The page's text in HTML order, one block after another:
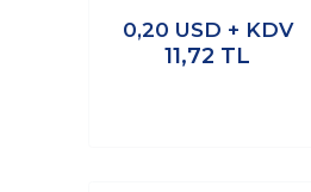
0,20 USD + KDV
11,72 TL